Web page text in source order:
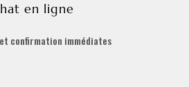
en ligne
confirmation immédiates